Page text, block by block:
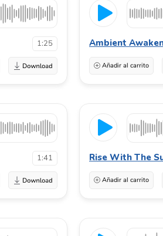
1:25 Ambient
Añadir al carrito
1:41 Rise With The
Añadir al carrito